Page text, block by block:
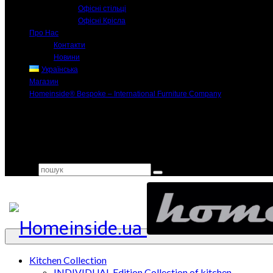
Офісні стільці
Офісні Крісла
Про Нас
Контакти
Новини
Українська
Магазин
Homeinside® Bespoke – International Furniture Company
Kitchen Collection